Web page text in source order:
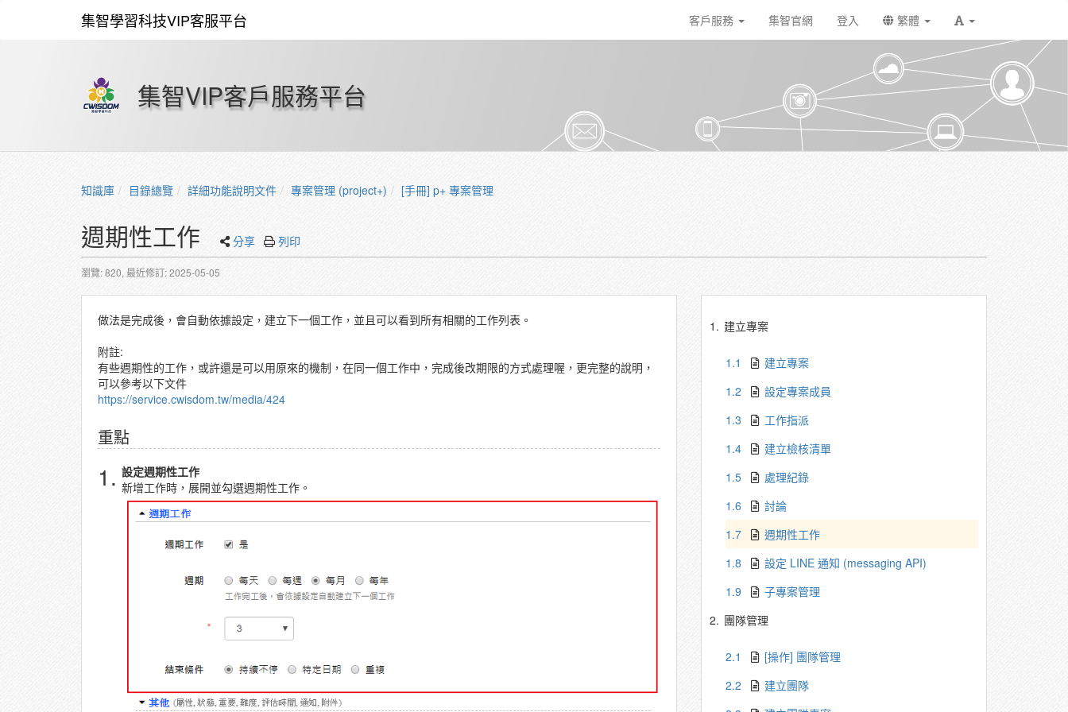
集智學習科技VIP客服平台 客戶服務 集智官網 登入 繁體
集智VIP客戶服務平台
知識庫 目錄總覽 詳細功能說明文件 專案管理 (project+) [手冊] p+ 專案管理
週期性工作 分享 列印
瀏覽: 820, 最近修訂: 2025-05-05
做法是完成後，會自動依據設定，建立下一個工作，並且可以看到所有相關的工作列表。
附註:
有些週期性的工作，或許還是可以用原來的機制，在同一個工作中，完成後改期限的方式處理喔，更完整的說明，
可以參考以下文件
https://service.cwisdom.tw/media/424
重點
1. 設定週期性工作
新增工作時，展開並勾選週期性工作。
1. 建立專案
1.1
建立專案
1.2
設定專案成員
1.3
工作指派
1.4
建立檢核清單
1.5
處理紀錄
1.6
討論
1.7
週期性工作
1.8
設定 LINE 通知 (messaging API)
1.9
子專案管理
2. 團隊管理
2.1
[操作] 團隊管理
2.2
建立團隊